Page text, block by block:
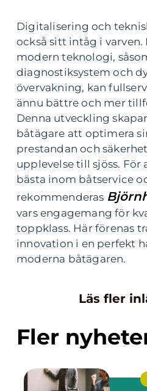
Digitalisering och
också sitt intåg i varven.
modern teknologi,
diagnostiksystem och
övervakning, kan
ännu bättre och mer
Denna utveckling
båtägare att optimera
prestandan och
upplevelse till sjöss.
bästa inom båtservice
rekommenderas
vars engagemang för
toppklass. Här förenas
innovation i en perfekt
moderna båtägaren.
Läs fler
Fler